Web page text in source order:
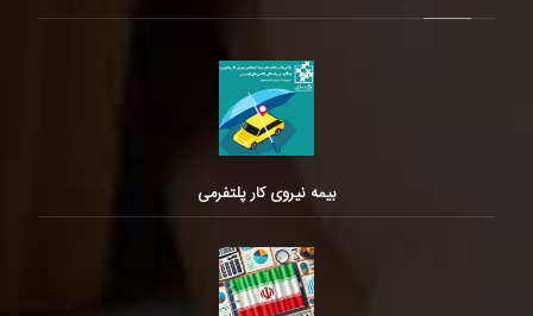
بیمه نیروی کار پلتفرمی